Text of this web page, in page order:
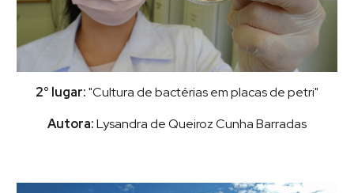
2° lugar:"Cultura de bactérias em placas de petri"
Autora:Lysandra de Queiroz Cunha Barradas